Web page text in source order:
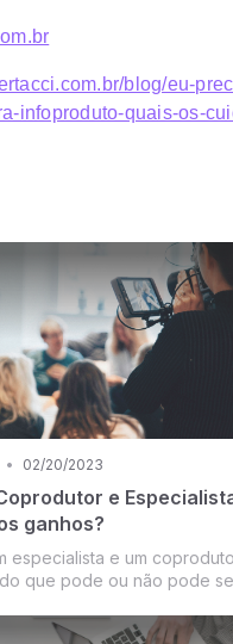
blog/eu-
infoproduto-quais-os-
• 02/20/2023
e
ganhos?
especialista e um
que pode ou não pode